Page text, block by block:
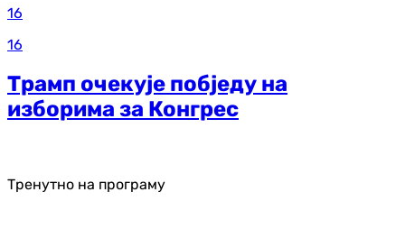
16
16
Трамп очекује побједу на
изборима за Конгрес
Тренутно на програму